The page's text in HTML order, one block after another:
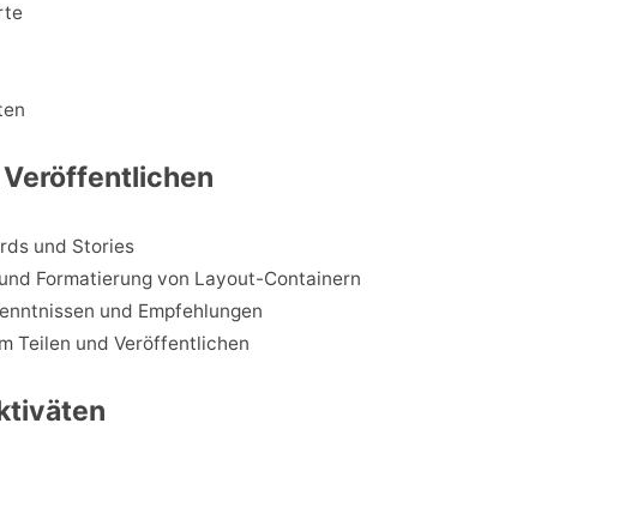
und Stories
Formatierung von Layout-Containern
und Empfehlungen
Teilen und Veröffentlichen